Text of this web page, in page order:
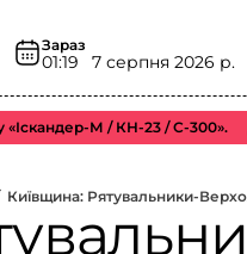
Зараз
01:19 7 серпня 2026 р.
М / КН-23 / С-300».
Київщина: Рятувальники-